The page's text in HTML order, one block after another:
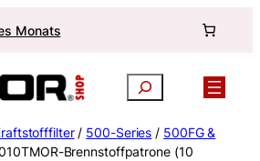
Monats
Suchen
/ 500-Series / 500FG &
Brennstoffpatrone (10